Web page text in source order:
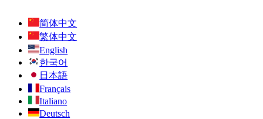
简体中文
繁体中文
English
한국어
日本語
Français
Italiano
Deutsch